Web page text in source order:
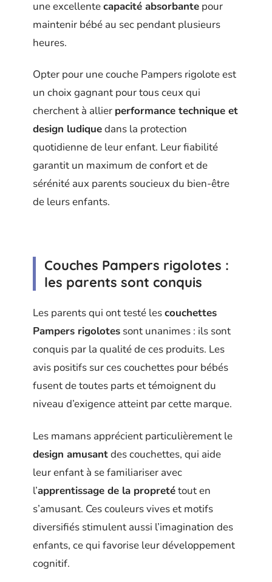
une excellentecapacité absorbante pour
maintenir bébé au sec pendant plusieurs
heures.
Opter pour une couche Pampers rigolote est
un choix gagnant pour tous ceux qui
cherchent à allier performance technique et
design ludiquedans la protection
quotidienne de leur enfant. Leur fiabilité
garantit un maximum de confort et de
sérénité aux parents soucieux du bien-être
de leurs enfants.
Couches Pampers rigolotes :
les parents sont conquis
Les parents qui ont testé lescouchettes
Pampers rigolotes sont unanimes : ils sont
conquis par la qualité de ces produits. Les
avis positifs sur ces couchettes pour bébés
fusent de toutes parts et témoignent du
niveau d’exigence atteint par cette marque.
Les mamans apprécient particulièrement le
design amusantdes couchettes, qui aide
leur enfant à se familiariser avec
l’apprentissage de la propretétout en
s’amusant. Ces couleurs vives et motifs
diversifiés stimulent aussi l’imagination des
enfants, ce qui favorise leur développement
cognitif.